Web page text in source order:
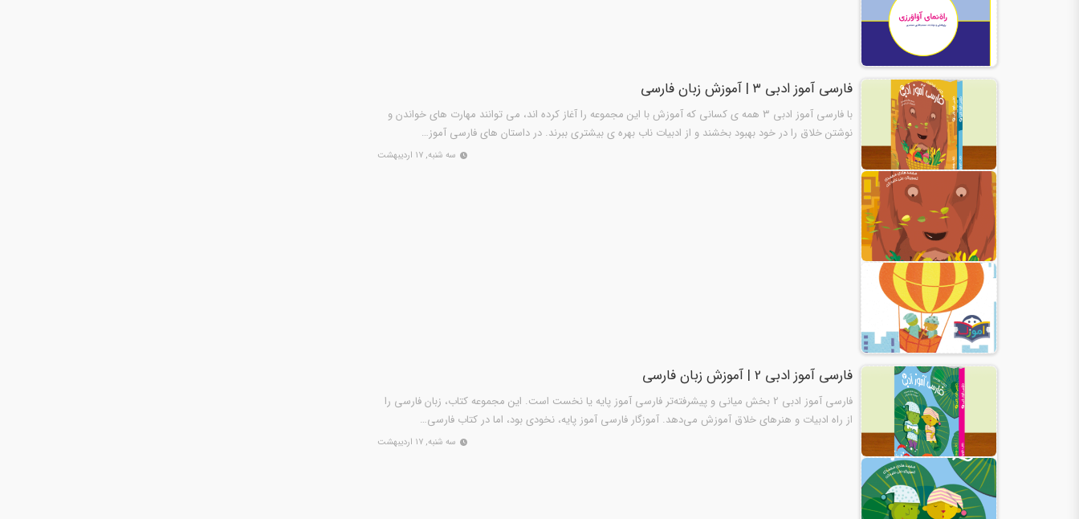
فارسی آموز ادبی ۳ | آموزش زبان فارسی
با فارسی آموز ادبی ۳ همه ی کسانی که آموزش با این مجموعه را آغاز کرده اند، می توانند مهارت های خواندن و
نوشتن خلاق را در خود بهبود بخشند و از ادبیات ناب بهره ی بیشتری ببرند. در داستان های فارسی آموز…
سه شنبه, ۱۷ اردیبهشت
فارسی آموز ادبی 2 | آموزش زبان فارسی
فارسی آموز ادبی 2 بخش ميانى و پيشرفته‌تر فارسى‌ آموز پايه يا نخست است. اين مجموعه کتاب، زبان فارسى را
از راه ادبيات و هنرهاى خلاق آموزش مى‌دهد. آموزگار فارسى‌ آموز پايه، نخودى بود، اما در کتاب فارسی…
سه شنبه, ۱۷ اردیبهشت